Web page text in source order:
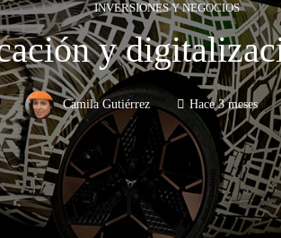
INVERSIONES Y NEGOCIOS
y
Camila Gutiérrez Hace 3 meses